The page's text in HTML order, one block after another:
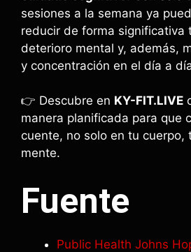
sesiones a la semana ya
reducir de forma significativa
deterioro mental y, además,
y concentración en el día a
👉 Descubre en KY-FIT.LIVE
manera planificada para que
cuente, no solo en tu cuerpo,
mente.
Fuente
Public Health Johns